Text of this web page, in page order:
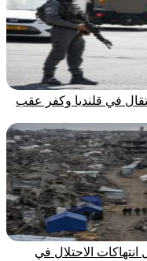
في قلنديا وكفر عقب
انتهاكات الاحتلال في